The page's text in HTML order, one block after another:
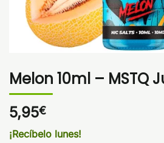
Melon 10ml – MSTQ
5,95€
¡Recíbelo lunes!